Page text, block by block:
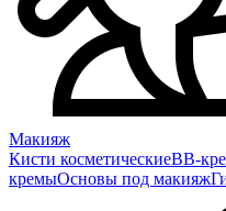
Макияж
Кисти косметическиеBB-
кремыОсновы под макияж